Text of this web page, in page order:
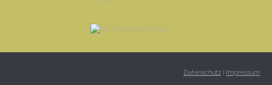
Datenschutz Impressum